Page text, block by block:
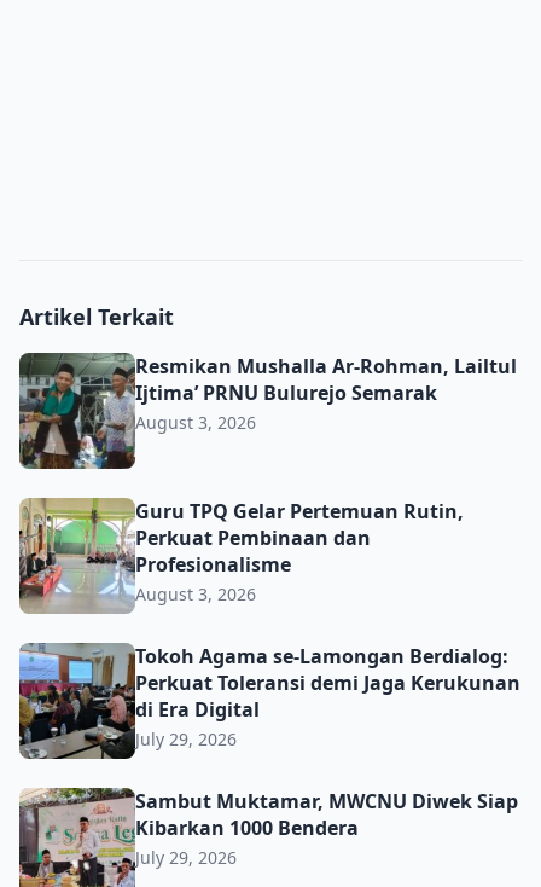
Artikel Terkait
Resmikan Mushalla Ar-Rohman, Lailtul Ijtima’ PRNU
Resmikan Mushalla Ar-Rohman, Lailtul
Ijtima’ PRNU Bulurejo Semarak
August 3, 2026
Guru TPQ Gelar Pertemuan Rutin, Perkuat Pembinaan
Guru TPQ Gelar Pertemuan Rutin,
Perkuat Pembinaan dan
Profesionalisme
August 3, 2026
Tokoh Agama se-Lamongan Berdialog: Perkuat
Tokoh Agama se-Lamongan Berdialog:
Perkuat Toleransi demi Jaga Kerukunan
di Era Digital
July 29, 2026
Sambut Muktamar, MWCNU Diwek Siap Kibarkan 1000
Sambut Muktamar, MWCNU Diwek Siap
Kibarkan 1000 Bendera
July 29, 2026